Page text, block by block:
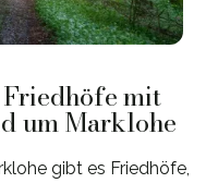
mit
um Marklohe
gibt es Friedhöfe,